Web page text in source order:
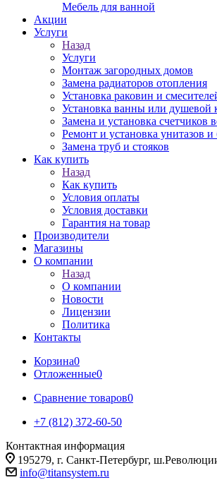
Мебель для ванной
Акции
Услуги
Назад
Услуги
Монтаж загородных домов
Замена радиаторов отопления
Установка раковин и
Установка ванны или душевой
Замена и установка счетчиков
Ремонт и установка унитазов и
Замена труб и стояков
Как купить
Назад
Как купить
Условия оплаты
Условия доставки
Гарантия на товар
Производители
Магазины
О компании
Назад
О компании
Новости
Лицензии
Политика
Контакты
Корзина0
Отложенные0
Сравнение товаров0
+7 (812) 372-60-50
Контактная информация
195279, г. Санкт-Петербург,
info@titansystem.ru